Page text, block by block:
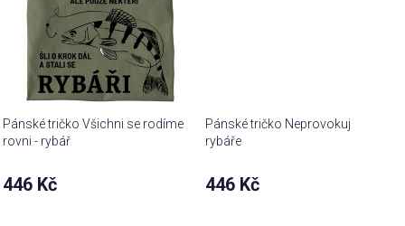
Pánské tričko Všichni se rodíme
rovni - rybář
446 Kč
Pánské tričko Neprovokuj
rybáře
446 Kč